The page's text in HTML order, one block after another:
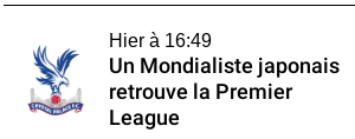
Hier à 16:49
Un Mondialiste japonais
retrouve la Premier
League